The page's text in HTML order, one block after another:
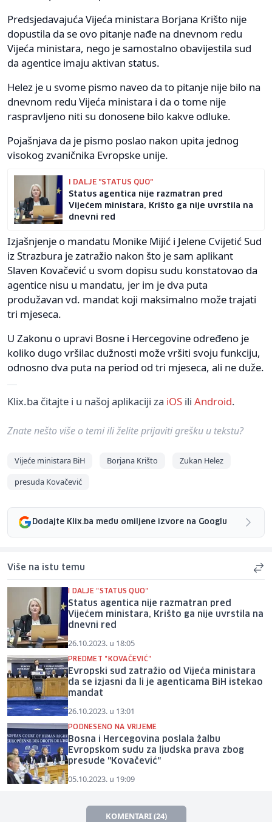
Predsjedavajuća Vijeća ministara Borjana Krišto nije
dopustila da se ovo pitanje nađe na dnevnom redu
Vijeća ministara, nego je samostalno obavijestila sud
da agentice imaju aktivan status.
Helez je u svome pismo naveo da to pitanje nije bilo na
dnevnom redu Vijeća ministara i da o tome nije
raspravljeno niti su donosene bilo kakve odluke.
Pojašnjava da je pismo poslao nakon upita jednog
visokog zvaničnika Evropske unije.
I DALJE "STATUS QUO"
Status agentica nije razmatran pred
Vijećem ministara, Krišto ga nije uvrstila na
dnevni red
Izjašnjenje o mandatu Monike Mijić i Jelene Cvijetić Sud
iz Strazbura je zatražio nakon što je sam aplikant
Slaven Kovačević u svom dopisu sudu konstatovao da
agentice nisu u mandatu, jer im je dva puta
produžavan vd. mandat koji maksimalno može trajati
tri mjeseca.
U Zakonu o upravi Bosne i Hercegovine određeno je
koliko dugo vršilac dužnosti može vršiti svoju funkciju,
odnosno dva puta na period od tri mjeseca, ali ne duže.
Klix.ba čitajte i u našoj aplikaciji za iOS ili Android.
Znate nešto više o temi ili želite prijaviti grešku u tekstu?
Vijeće ministara BiH Borjana Krišto
Zukan Helez
presuda Kovačević
Dodajte Klix.ba među omiljene izvore na Googlu
Više na istu temu
I DALJE "STATUS QUO"
Status agentica nije razmatran pred
Vijećem ministara, Krišto ga nije uvrstila na
dnevni red
26.10.2023. u 18:05
PREDMET "KOVAČEVIĆ"
Evropski sud zatražio od Vijeća ministara
da se izjasni da li je agenticama BiH istekao
mandat
26.10.2023. u 13:01
PODNESENO NA VRIJEME
Bosna i Hercegovina poslala žalbu
Evropskom sudu za ljudska prava zbog
presude "Kovačević"
05.10.2023. u 19:09
KOMENTARI (24)